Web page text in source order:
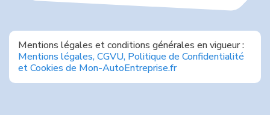
Mentions légales et conditions générales en vigueur :
Mentions légales, CGVU, Politique de Confidentialité
et Cookies de Mon-AutoEntreprise.fr